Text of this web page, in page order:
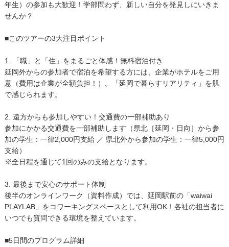
年生）の参加も大歓迎！学部問わず、新しい自分を発見しにいきま
せんか？
■このツアーの3大注目ポイント
1. 「職」と「住」をまるごと体感！無料宿泊付き
延岡外からの参加者で宿泊を希望する方には、企業がホテルをご用
意（費用は企業が全額負担！）。「延岡で暮らすリアリティ」を肌
で感じられます。
2. 遠方からも参加しやすい！交通費の一部補助あり
参加にかかる交通費を一部補助します（県北［延岡・日向］から参
加の学生：一律2,000円支給 ／ 県北外から参加の学生：一律5,000円
支給）
※全日程を通じて1回のみの支給となります。
3. 最後まで安心のサポート体制
後半のオンラインワーク（資料作成）では、延岡駅前の「waiwai
PLAYLAB」をコワーキングスペースとして利用OK！各社の担当者に
いつでも質問できる環境を整えています。
■5日間のプログラム詳細